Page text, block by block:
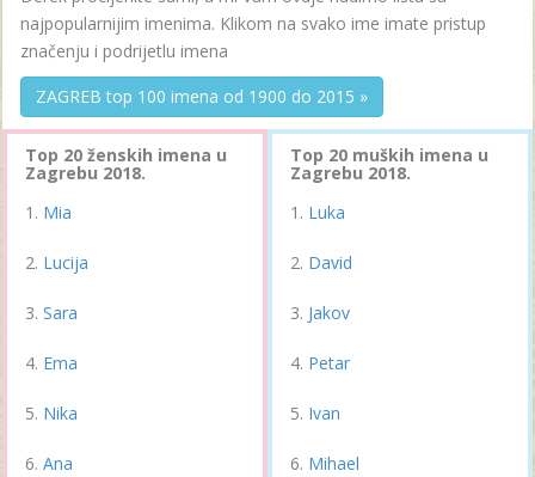
najpopularnijim imenima. Klikom na svako ime imate pristup
značenju i podrijetlu imena
ZAGREB top 100 imena od 1900 do 2015 »
Top 20 ženskih imena u
Zagrebu 2018.
Mia
Lucija
Sara
Ema
Nika
Ana
Top 20 muških imena u
Zagrebu 2018.
Luka
David
Jakov
Petar
Ivan
Mihael